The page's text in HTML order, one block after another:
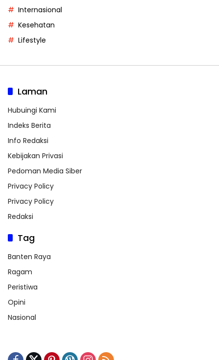
Internasional
Kesehatan
Lifestyle
Laman
Hubuingi Kami
Indeks Berita
Info Redaksi
Kebijakan Privasi
Pedoman Media Siber
Privacy Policy
Privacy Policy
Redaksi
Tag
Banten Raya
Ragam
Peristiwa
Opini
Nasional